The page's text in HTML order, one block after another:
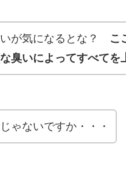
が気になるとな？ こ
臭いによってすべてを
じゃないですか・・・